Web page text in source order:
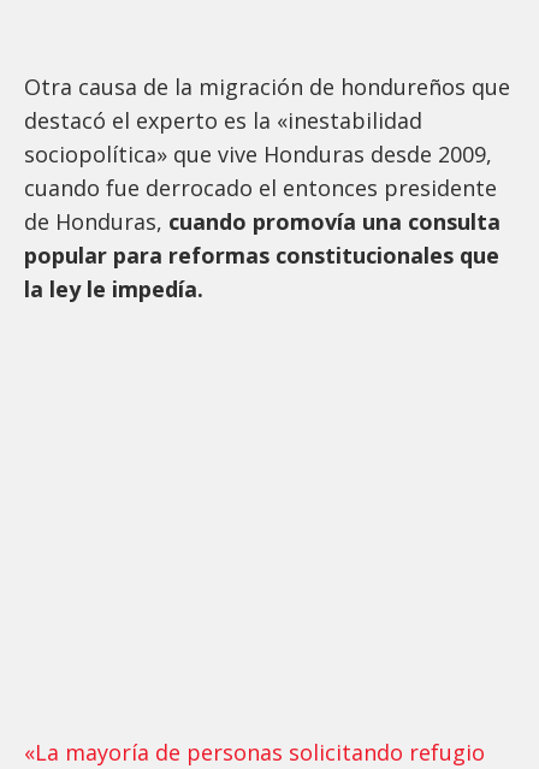
Otra causa de la migración de hondureños que
destacó el experto es la «inestabilidad
sociopolítica» que vive Honduras desde 2009,
cuando fue derrocado el entonces presidente
de Honduras, cuando promovía una consulta
popular para reformas constitucionales que
la ley le impedía.
«La mayoría de personas solicitando refugio